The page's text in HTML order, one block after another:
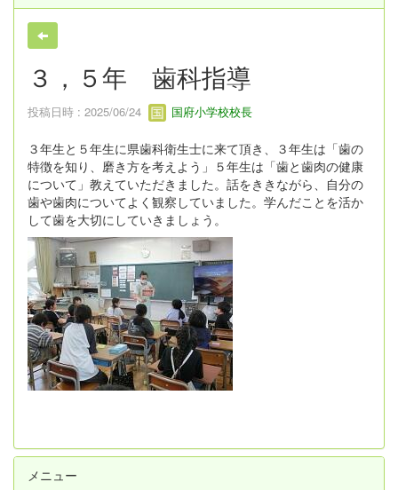
３，５年 歯科指導
投稿日時 : 2025/06/24 国府小学校校長
３年生と５年生に県歯科衛生士に来て頂き、３年生は「歯の
特徴を知り、磨き方を考えよう」５年生は「歯と歯肉の健康
について」教えていただきました。話をききながら、自分の
歯や歯肉についてよく観察していました。学んだことを活か
して歯を大切にしていきましょう。
メニュー